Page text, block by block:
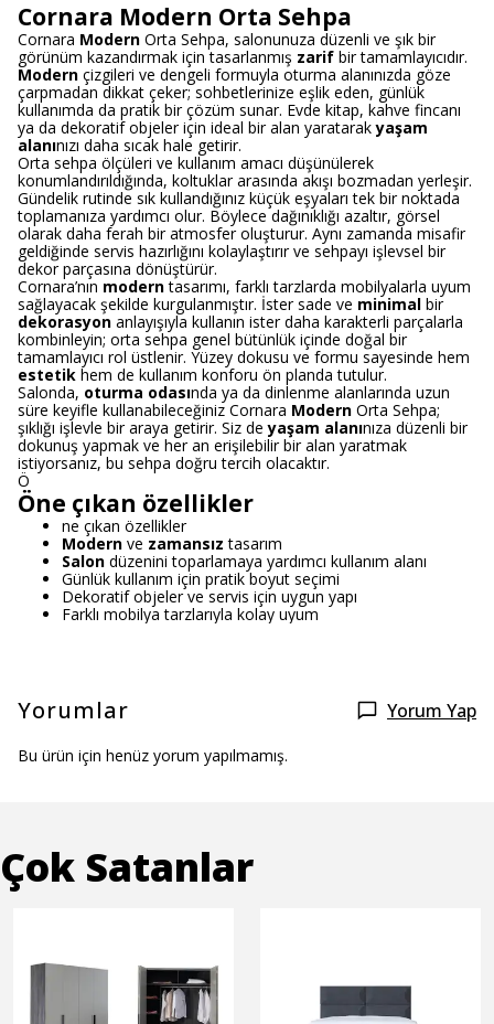
Cornara Modern Orta Sehpa
Cornara Modern Orta Sehpa, salonunuza düzenli ve şık bir
görünüm kazandırmak için tasarlanmış zarif bir tamamlayıcıdır.
Modern çizgileri ve dengeli formuyla oturma alanınızda göze
çarpmadan dikkat çeker; sohbetlerinize eşlik eden, günlük
kullanımda da pratik bir çözüm sunar. Evde kitap, kahve fincanı
ya da dekoratif objeler için ideal bir alan yaratarakyaşam
alanınızı daha sıcak hale getirir.
Orta sehpa ölçüleri ve kullanım amacı düşünülerek
konumlandırıldığında, koltuklar arasında akışı bozmadan yerleşir.
Gündelik rutinde sık kullandığınız küçük eşyaları tek bir noktada
toplamanıza yardımcı olur. Böylece dağınıklığı azaltır, görsel
olarak daha ferah bir atmosfer oluşturur. Aynı zamanda misafir
geldiğinde servis hazırlığını kolaylaştırır ve sehpayı işlevsel bir
dekor parçasına dönüştürür.
Cornara’nın moderntasarımı, farklı tarzlarda mobilyalarla uyum
sağlayacak şekilde kurgulanmıştır. İster sade ve minimal bir
dekorasyon anlayışıyla kullanın ister daha karakterli parçalarla
kombinleyin; orta sehpa genel bütünlük içinde doğal bir
tamamlayıcı rol üstlenir. Yüzey dokusu ve formu sayesinde hem
estetik hem de kullanım konforu ön planda tutulur.
Salonda, oturma odasında ya da dinlenme alanlarında uzun
süre keyifle kullanabileceğiniz Cornara Modern Orta Sehpa;
şıklığı işlevle bir araya getirir. Siz deyaşam alanınıza düzenli bir
dokunuş yapmak ve her an erişilebilir bir alan yaratmak
istiyorsanız, bu sehpa doğru tercih olacaktır.
Ö
Öne çıkan özellikler
ne çıkan özellikler
Modern ve zamansız tasarım
Salon düzenini toparlamaya yardımcı kullanım alanı
Günlük kullanım için pratik boyut seçimi
Dekoratif objeler ve servis için uygun yapı
Farklı mobilya tarzlarıyla kolay uyum
Yorumlar Yorum Yap
Bu ürün için henüz yorum yapılmamış.
Çok Satanlar